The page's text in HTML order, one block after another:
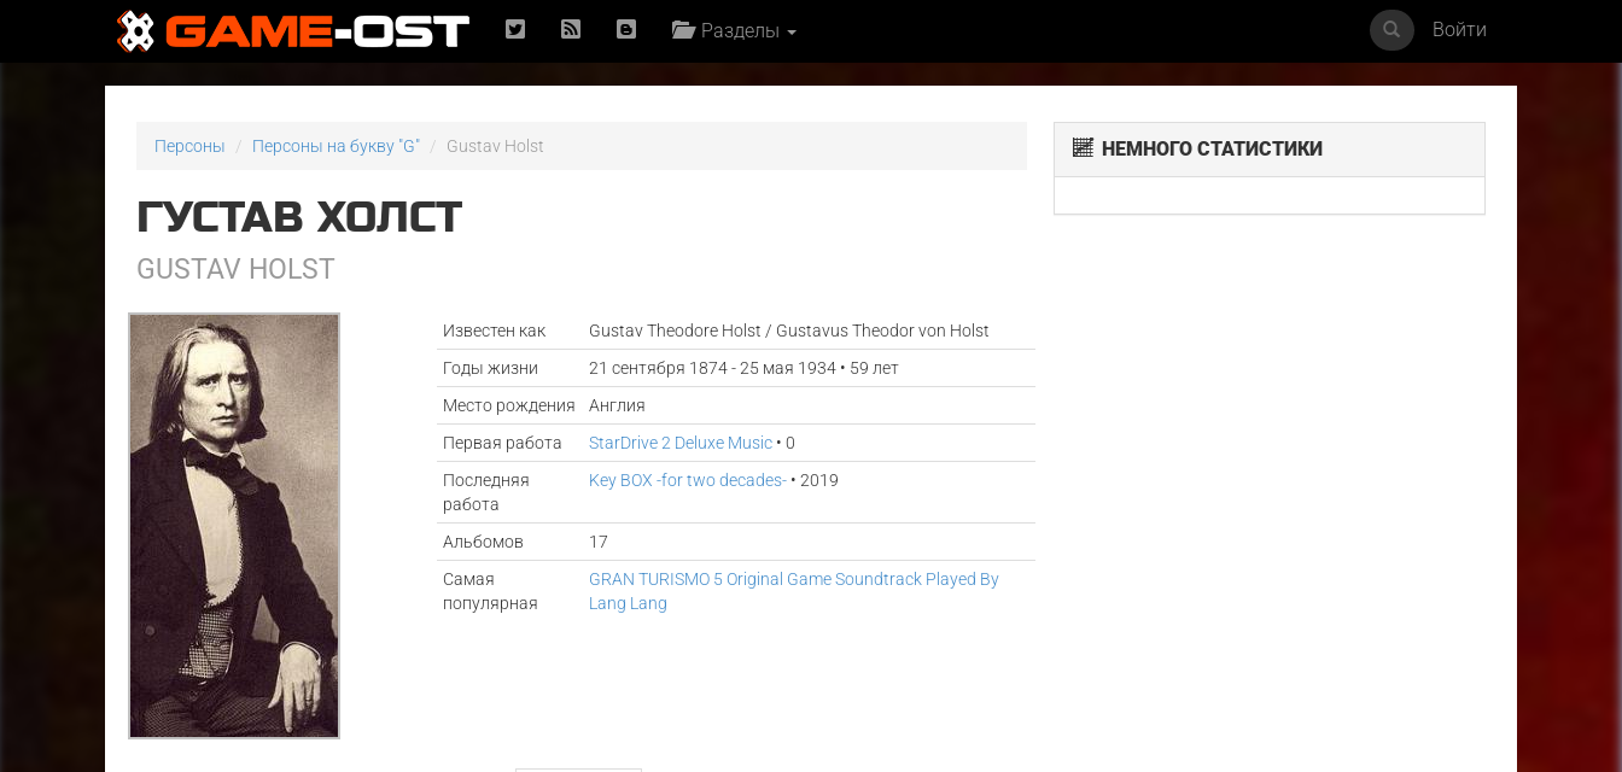
Разделы Войти
Персоны Персоны на букву "G" Gustav Holst
ГУСТАВ ХОЛСТ
GUSTAV HOLST
Известен как
Gustav Theodore Holst / Gustavus Theodor von Holst
Годы жизни
21 сентября 1874 - 25 мая 1934 • 59 лет
Место рождения
Англия
Первая работа
StarDrive 2 Deluxe Music• 0
Последняя
работа
Key BOX -for two decades-• 2019
Альбомов
17
Самая
популярная
GRAN TURISMO 5 Original Game Soundtrack Played By
Lang Lang
НЕМНОГО СТАТИСТИКИ